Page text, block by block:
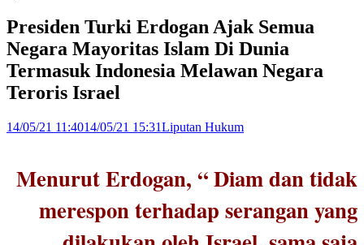
Presiden Turki Erdogan Ajak Semua
Negara Mayoritas Islam Di Dunia
Termasuk Indonesia Melawan Negara
Teroris Israel
14/05/21 11:4014/05/21 15:31Liputan Hukum
Menurut Erdogan, “ Diam dan tidak
merespon terhadap serangan yang